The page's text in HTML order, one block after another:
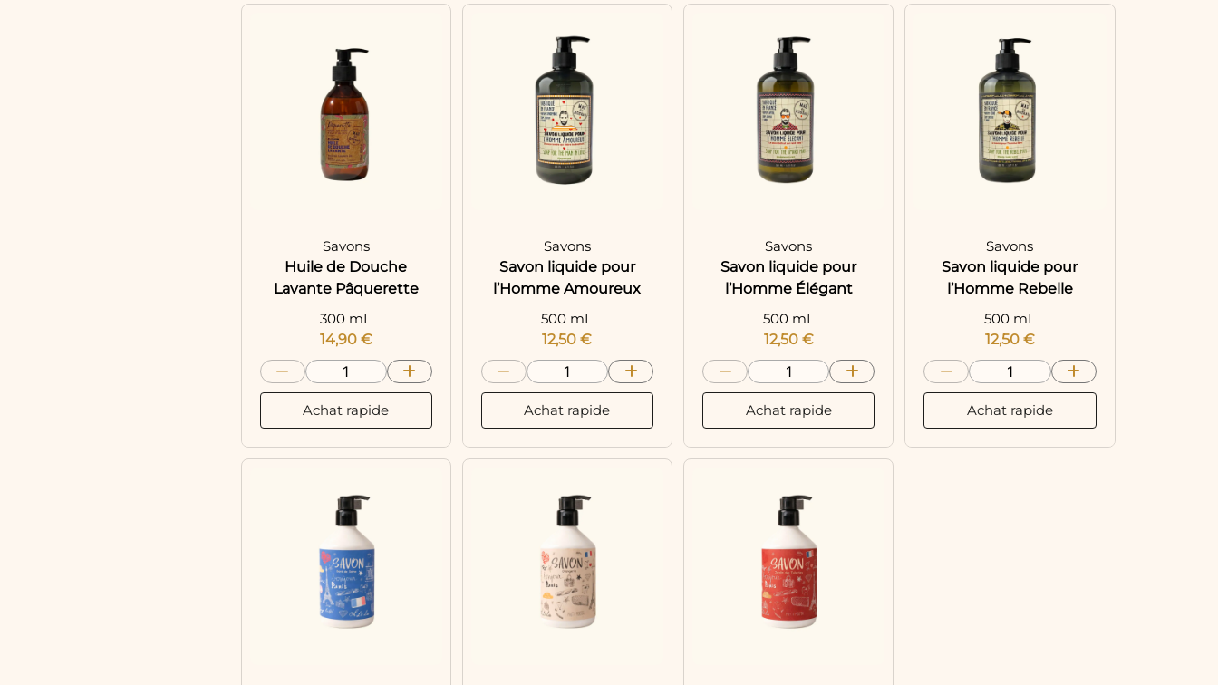
Savons
Huile de Douche
Lavante Pâquerette
300 mL
14,90 €
Achat rapide
Savons
Savon liquide pour
l’Homme Amoureux
500 mL
12,50€
Achat rapide
Savons
Savon liquide pour
l’Homme Élégant
500 mL
12,50 €
Achat rapide
Savons
Savon liquide pour
l’Homme Rebelle
500 mL
12,50 €
Achat rapide